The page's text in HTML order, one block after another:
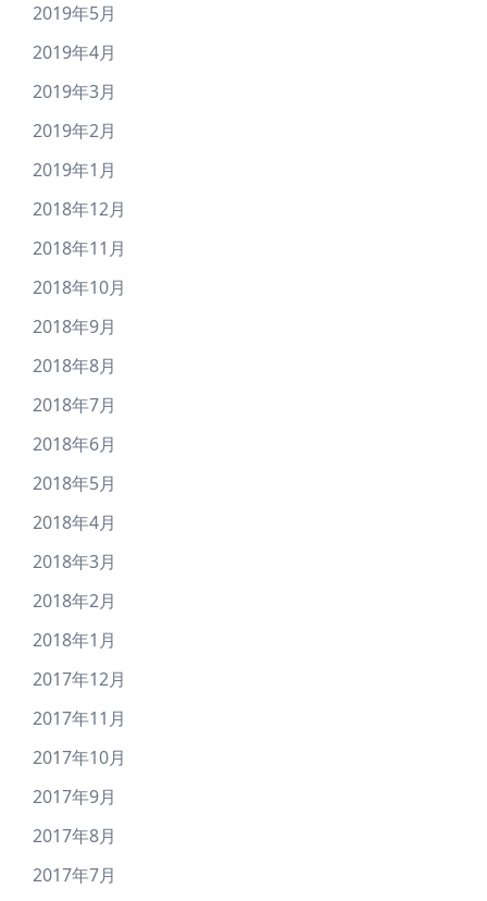
2019年5月
2019年4月
2019年3月
2019年2月
2019年1月
2018年12月
2018年11月
2018年10月
2018年9月
2018年8月
2018年7月
2018年6月
2018年5月
2018年4月
2018年3月
2018年2月
2018年1月
2017年12月
2017年11月
2017年10月
2017年9月
2017年8月
2017年7月